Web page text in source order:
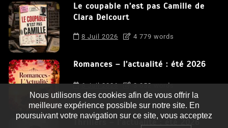
Le coupable n’est pas Camille de
Clara Delcourt
8 Juil 2026 4 779 words
Romances – l’actualité : été 2026
6 Juil 2026 3 052 words
Thrillers – l’actualité : été 2026
Nous utilisons des cookies afin de vous offrir la
meilleure expérience possible sur notre site. En
poursuivant votre navigation sur ce site, vous acceptez